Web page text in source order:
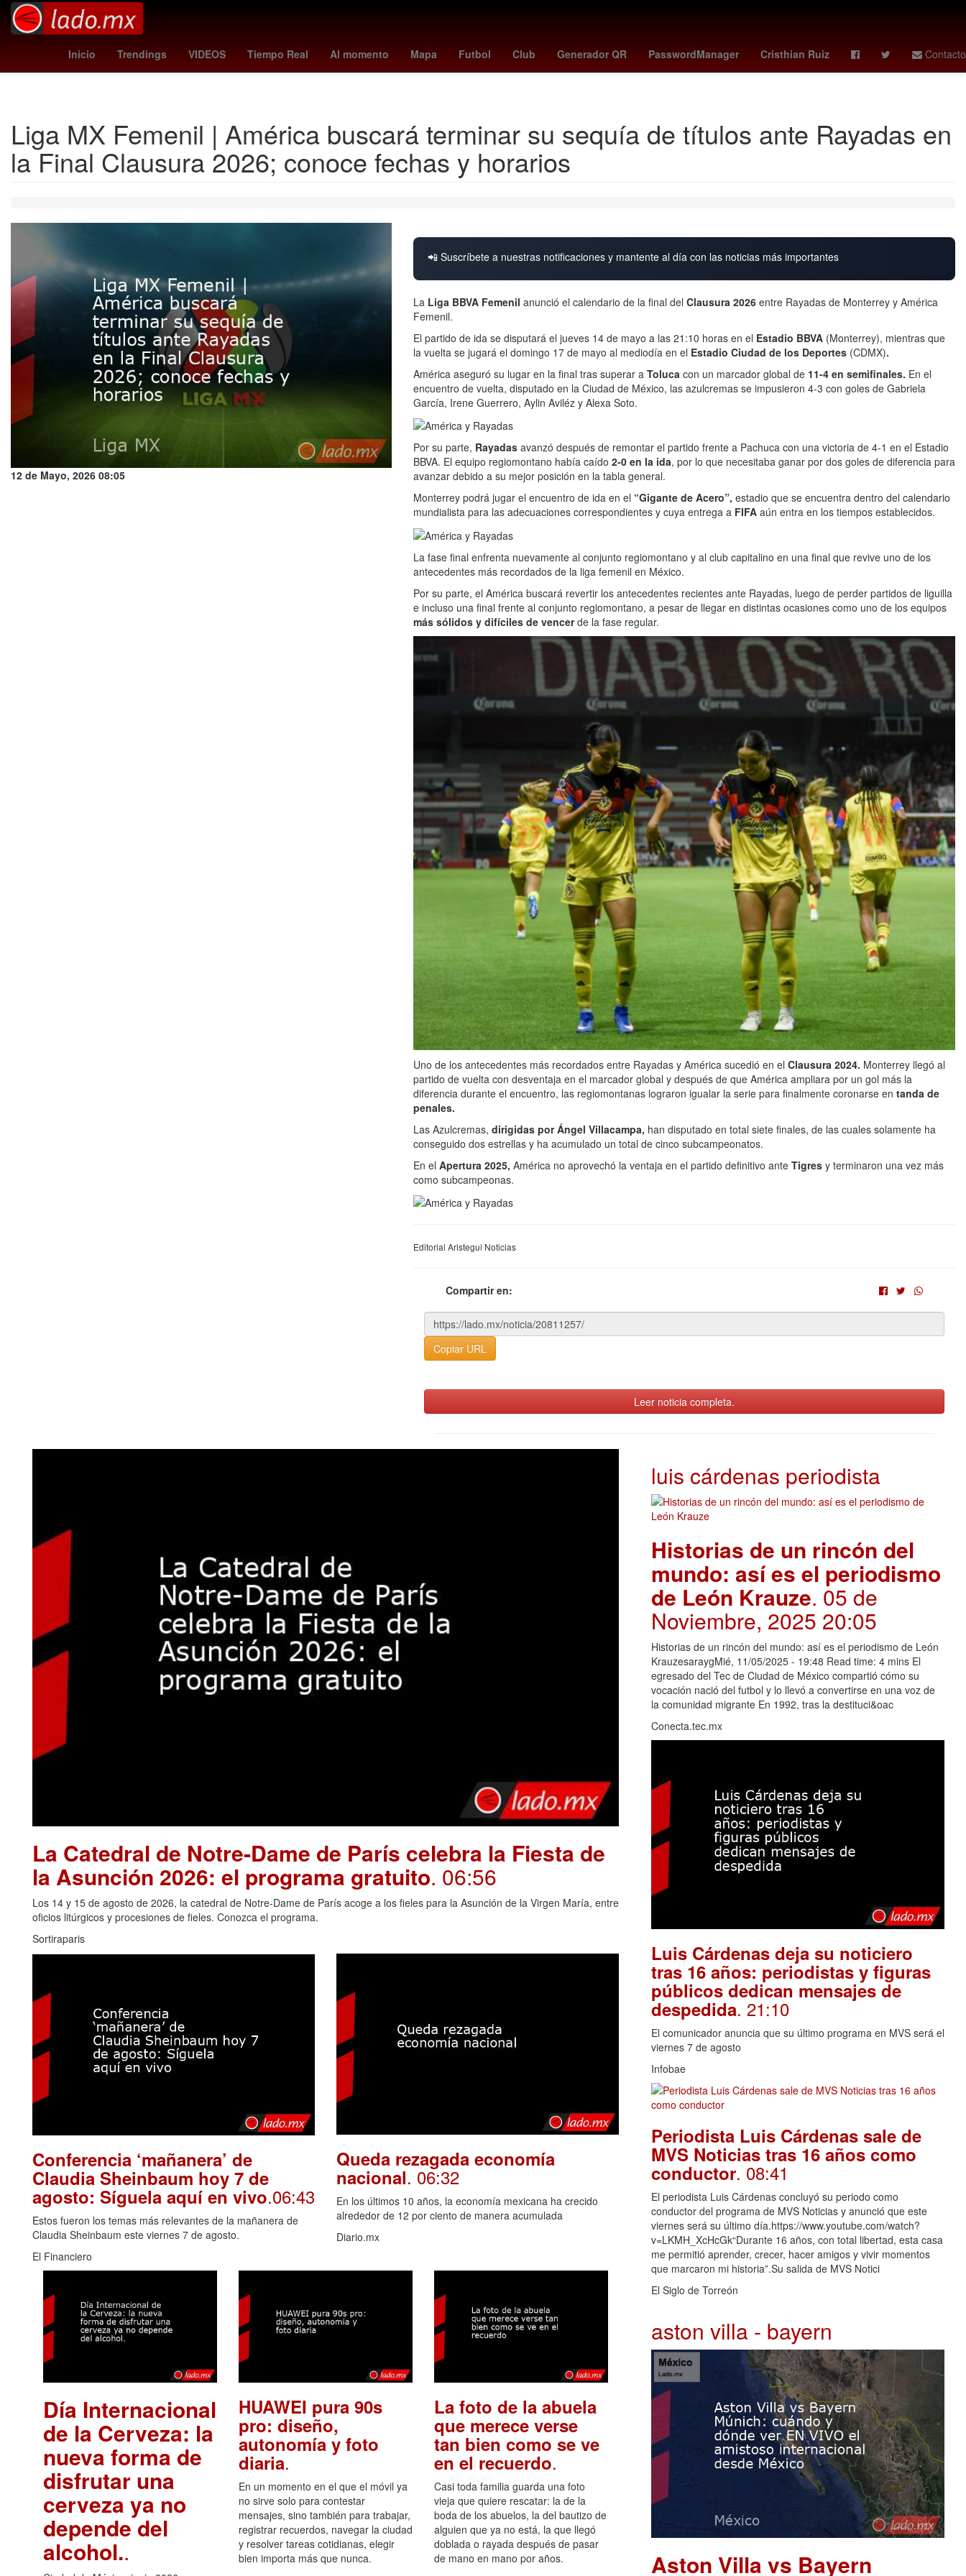
Inicio Trendings VIDEOS Tiempo Real Al momento Mapa Futbol Club Generador QR PasswordManager Cristhian Ruiz Contacto
Sadam Husein Aeropuerto Internacional de Guadalajara Miguel Hidalgo y Costilla Raúl Alpizar Pedro Sicard Edmundo Jacobo Molina
Alejandro Moreno Cárdenas
Día de Acción Global por un aborto legal y seguro
Google Earth
Liga MX Femenil | América buscará terminar su sequía de títulos ante Rayadas en
la Final Clausura 2026; conoce fechas y horarios
12 de Mayo, 2026 08:05
📲 Suscríbete a nuestras notificaciones y mantente al día con las noticias más importantes
La Liga BBVA Femenil anunció el calendario de la final del Clausura 2026 entre Rayadas de Monterrey y América
Femenil.
El partido de ida se disputará el jueves 14 de mayo a las 21:10 horas en el Estadio BBVA (Monterrey), mientras que
la vuelta se jugará el domingo 17 de mayo al mediodía en el Estadio Ciudad de los Deportes (CDMX).
América aseguró su lugar en la final tras superar a Toluca con un marcador global de 11-4 en semifinales. En el
encuentro de vuelta, disputado en la Ciudad de México, las azulcremas se impusieron 4-3 con goles de Gabriela
García, Irene Guerrero, Aylin Aviléz y Alexa Soto.
Por su parte, Rayadas avanzó después de remontar el partido frente a Pachuca con una victoria de 4-1 en el Estadio
BBVA. El equipo regiomontano había caído 2-0 en la ida, por lo que necesitaba ganar por dos goles de diferencia para
avanzar debido a su mejor posición en la tabla general.
Monterrey podrá jugar el encuentro de ida en el “Gigante de Acero”, estadio que se encuentra dentro del calendario
mundialista para las adecuaciones correspondientes y cuya entrega a FIFA aún entra en los tiempos establecidos.
La fase final enfrenta nuevamente al conjunto regiomontano y al club capitalino en una final que revive uno de los
antecedentes más recordados de la liga femenil en México.
Por su parte, el América buscará revertir los antecedentes recientes ante Rayadas, luego de perder partidos de liguilla
e incluso una final frente al conjunto regiomontano, a pesar de llegar en distintas ocasiones como uno de los equipos
más sólidos y difíciles de vencerde la fase regular.
Uno de los antecedentes más recordados entre Rayadas y América sucedió en el Clausura 2024. Monterrey llegó al
partido de vuelta con desventaja en el marcador global y después de que América ampliara por un gol más la
diferencia durante el encuentro, las regiomontanas lograron igualar la serie para finalmente coronarse en tanda de
penales.
Las Azulcremas, dirigidas por Ángel Villacampa, han disputado en total siete finales, de las cuales solamente ha
conseguido dos estrellas y ha acumulado un total de cinco subcampeonatos.
En el Apertura 2025, América no aprovechó la ventaja en el partido definitivo ante Tigres y terminaron una vez más
como subcampeonas.
Editorial Aristegui Noticias
Compartir en:
Copiar URL
Leer noticia completa.
La Catedral de Notre-Dame de París celebra la Fiesta de
la Asunción 2026: el programa gratuito. 06:56
Los 14 y 15 de agosto de 2026, la catedral de Notre-Dame de París acoge a los fieles para la Asunción de la Virgen María, entre
oficios litúrgicos y procesiones de fieles. Conozca el programa.
Sortiraparis
Conferencia ‘mañanera’ de
Claudia Sheinbaum hoy 7 de
agosto: Síguela aquí en vivo.06:43
Estos fueron los temas más relevantes de la mañanera de
Claudia Sheinbaum este viernes 7 de agosto.
El Financiero
Queda rezagada economía
nacional. 06:32
En los últimos 10 años, la economía mexicana ha crecido
alrededor de 12 por ciento de manera acumulada
Diario.mx
Día Internacional
de la Cerveza: la
nueva forma de
disfrutar una
cerveza ya no
depende del
alcohol..
HUAWEI pura 90s
pro: diseño,
autonomía y foto
diaria.
En un momento en el que el móvil ya
no sirve solo para contestar
mensajes, sino también para trabajar,
registrar recuerdos, navegar la ciudad
y resolver tareas cotidianas, elegir
bien importa más que nunca.
La foto de la abuela
que merece verse
tan bien como se ve
en el recuerdo.
Casi toda familia guarda una foto
vieja que quiere rescatar: la de la
boda de los abuelos, la del bautizo de
alguien que ya no está, la que llegó
doblada o rayada después de pasar
de mano en mano por años.
luis cárdenas periodista
Historias de un rincón del
mundo: así es el periodismo
de León Krauze. 05 de
Noviembre, 2025 20:05
Historias de un rincón del mundo: así es el periodismo de León
KrauzesaraygMié, 11/05/2025 - 19:48 Read time: 4 mins El
egresado del Tec de Ciudad de México compartió cómo su
vocación nació del futbol y lo llevó a convertirse en una voz de
la comunidad migrante En 1992, tras la destituci&oac
Conecta.tec.mx
Luis Cárdenas deja su noticiero
tras 16 años: periodistas y figuras
públicos dedican mensajes de
despedida. 21:10
El comunicador anuncia que su último programa en MVS será el
viernes 7 de agosto
Infobae
Periodista Luis Cárdenas sale de
MVS Noticias tras 16 años como
conductor. 08:41
El periodista Luis Cárdenas concluyó su periodo como
conductor del programa de MVS Noticias y anunció que este
viernes será su último día.https://www.youtube.com/watch?
v=LKMH_XcHcGk“Durante 16 años, con total libertad, esta casa
me permitió aprender, crecer, hacer amigos y vivir momentos
que marcaron mi historia”.Su salida de MVS Notici
El Siglo de Torreón
aston villa - bayern
Aston Villa vs Bayern